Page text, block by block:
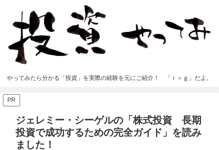
やってみたら分かる「投資」を実際の経験を元にご紹介！ 「ｒ＞ｇ」だよ。
PR
ジェレミー・シーゲルの「株式投資 長期
投資で成功するための完全ガイド」を読み
ました！